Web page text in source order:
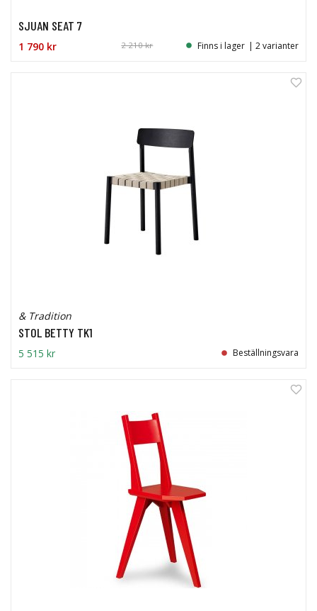
SJUAN SEAT 7
1 790 kr 2 210 kr Finns i lager | 2 varianter
& Tradition
STOL BETTY TK1
5 515 kr Beställningsvara